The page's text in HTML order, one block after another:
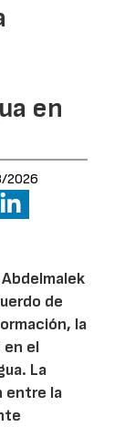
en
2026
de
la
en el
La
entre la